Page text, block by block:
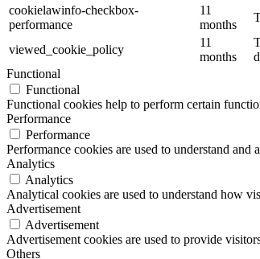
cookielawinfo-checkbox-
performance
11
months
viewed_cookie_policy
11
months
Functional
Functional
Functional cookies help to perform certain
Performance
Performance
Performance cookies are used to understand
Analytics
Analytics
Analytical cookies are used to understand how
Advertisement
Advertisement
Advertisement cookies are used to provide
Others